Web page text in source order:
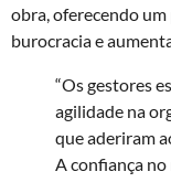
obra, oferecendo
burocracia e
“Os gestores
agilidade na
que aderiram
A confiança no